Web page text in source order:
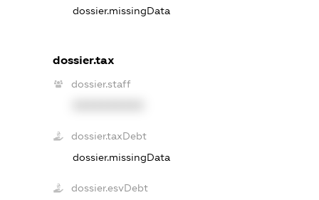
dossier.missingData
dossier.tax
dossier.staff
dossier.taxDebt
dossier.missingData
dossier.esvDebt